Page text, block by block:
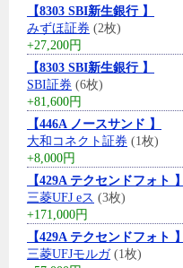
【8303 SBI新生銀行 】
みずほ証券 (2枚)
+27,200円
【8303 SBI新生銀行 】
SBI証券 (6枚)
+81,600円
【446A ノースサンド 】
大和コネクト証券 (1枚)
+8,000円
【429A テクセンドフォト 】
三菱UFJ eス (3枚)
+171,000円
【429A テクセンドフォト 】
三菱UFJモルガ(1枚)